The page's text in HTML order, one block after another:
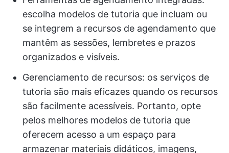
escolha modelos de tutoria que incluam ou
se integrem a recursos de agendamento que
mantêm as sessões, lembretes e prazos
organizados e visíveis.
Gerenciamento de recursos: os serviços de
tutoria são mais eficazes quando os recursos
são facilmente acessíveis. Portanto, opte
pelos melhores modelos de tutoria que
oferecem acesso a um espaço para
armazenar materiais didáticos, imagens,